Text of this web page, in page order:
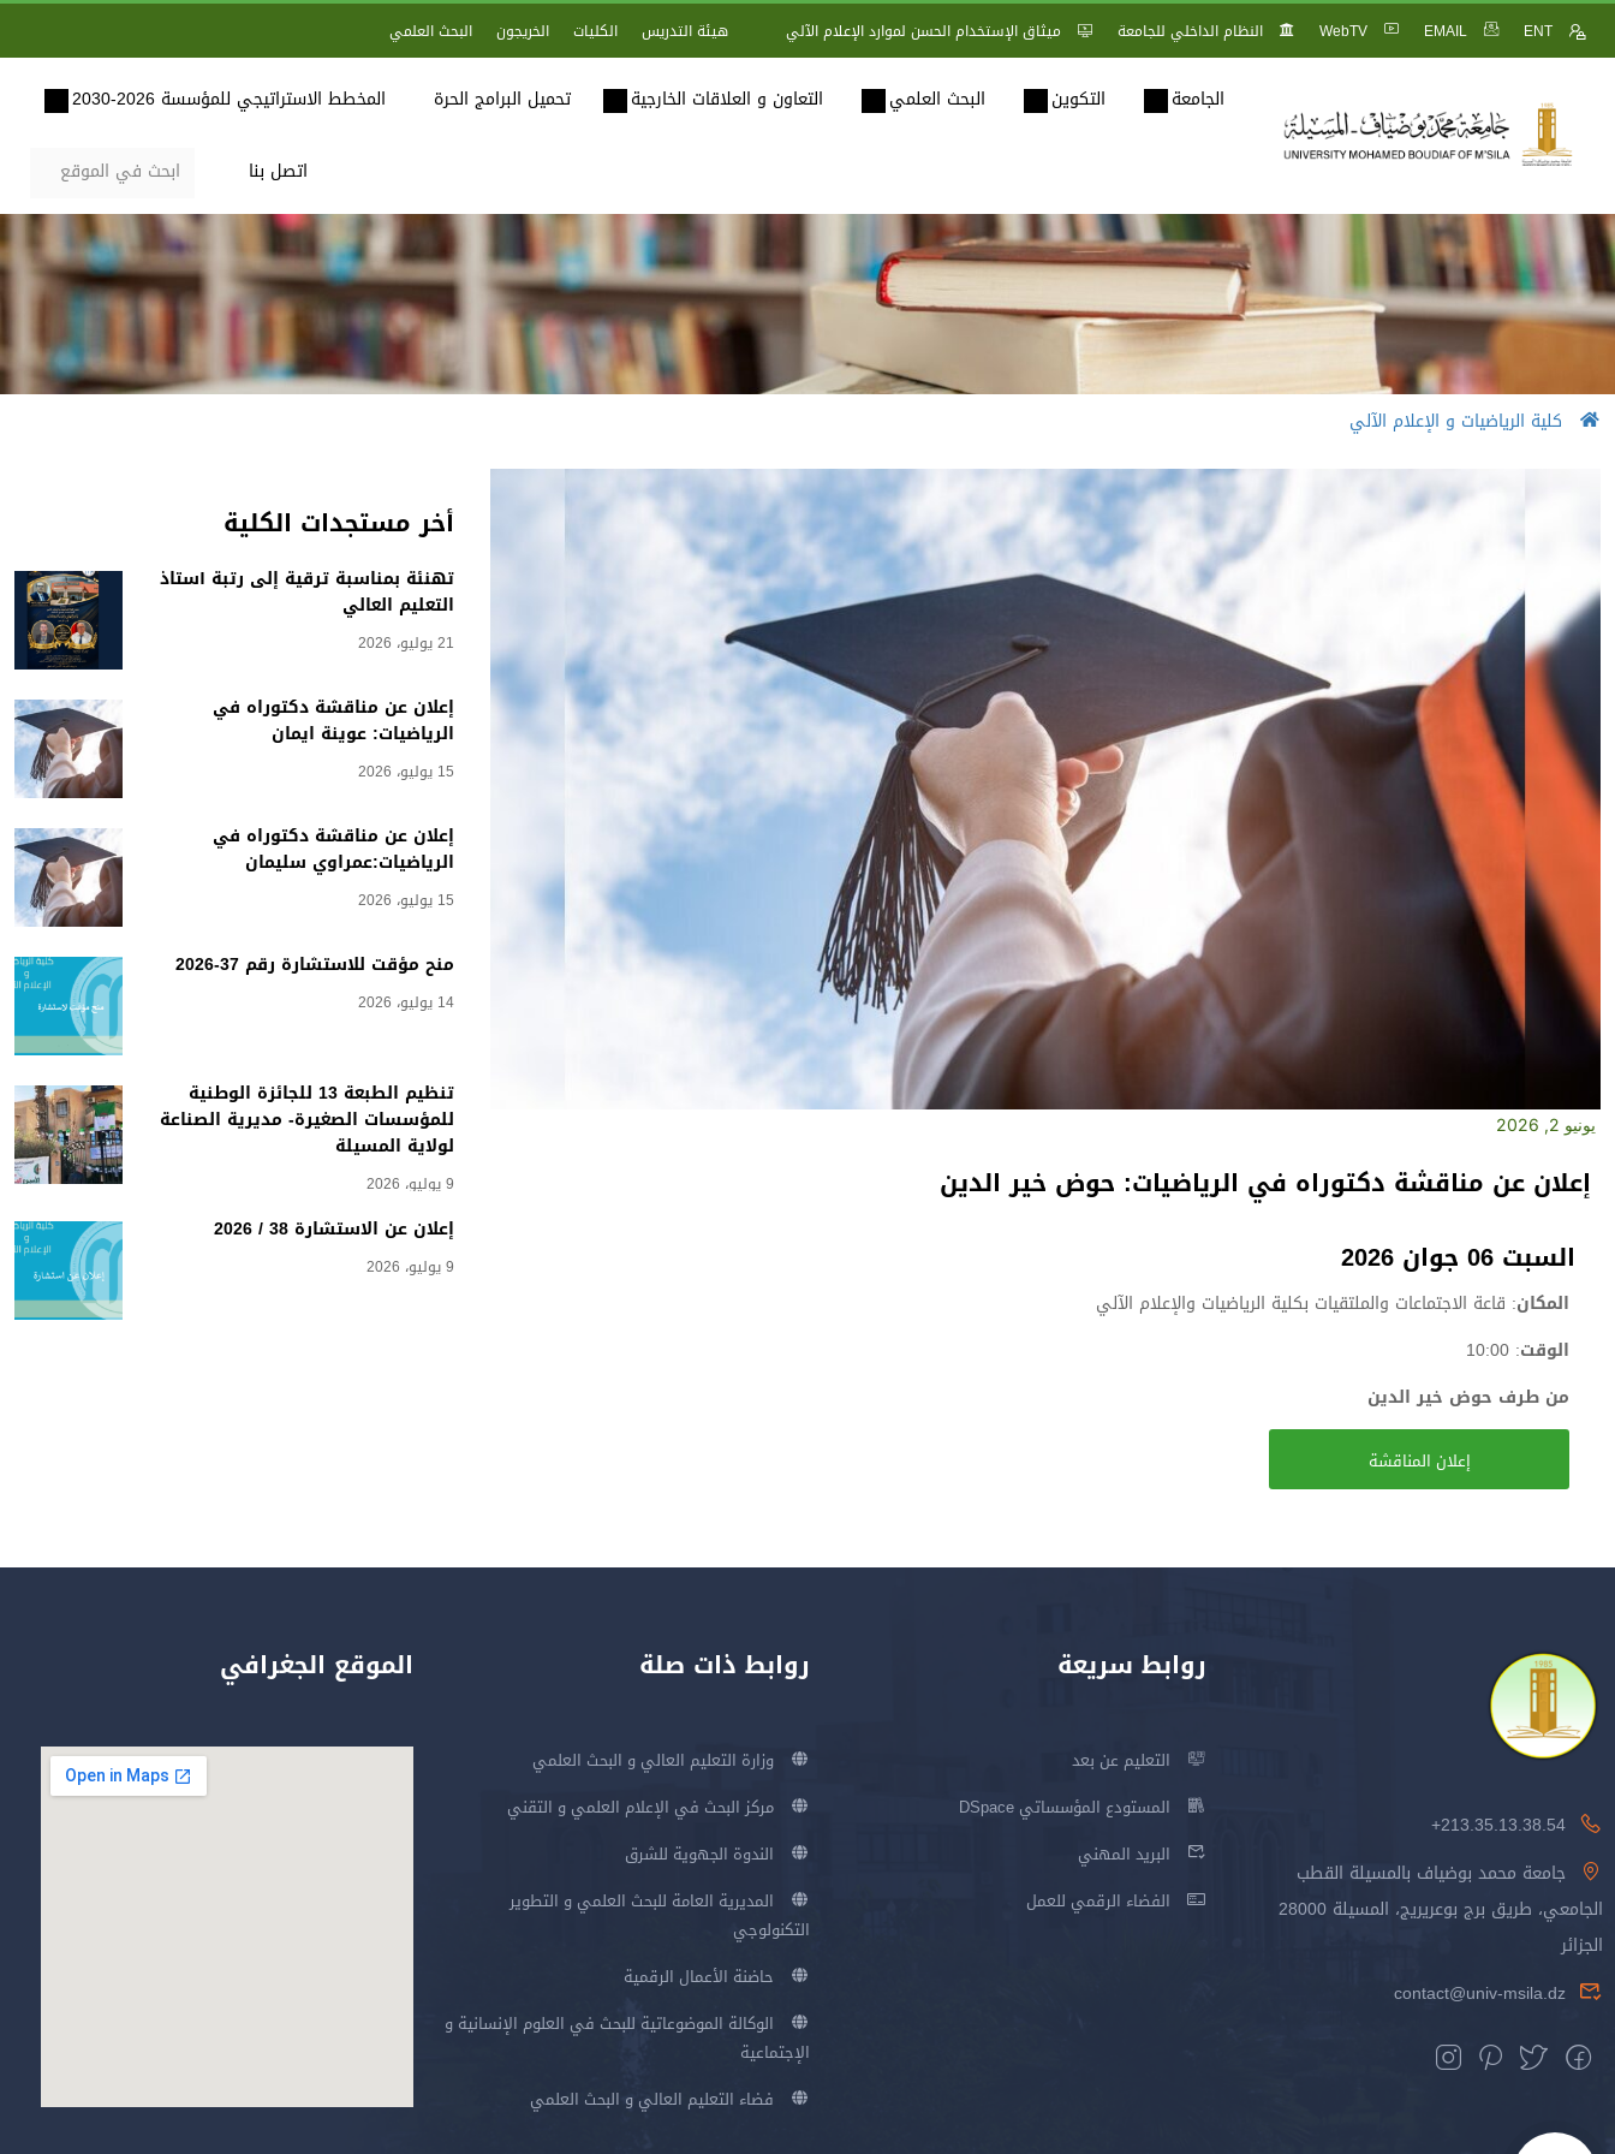
ENT
EMAIL
WebTV النظام الداخلي للجامعة ميثاق الإستخدام الحسن لموارد الإعلام الآلي هيئة التدريس الكليات الخريجون البحث العلمي
الجامعة التكوين البحث العلمي التعاون و العلاقات الخارجية تحميل البرامج الحرة المخطط الاستراتيجي للمؤسسة 2026-2030
اتصل بنا
كلية الرياضيات و الإعلام الآلي
أخر مستجدات الكلية
تهنئة بمناسبة ترقية إلى رتبة أستاذ
التعليم العالي
21 يوليو، 2026
إعلان عن مناقشة دكتوراه في
الرياضيات: عوينة ايمان
15 يوليو، 2026
إعلان عن مناقشة دكتوراه في
الرياضيات:عمراوي سليمان
15 يوليو، 2026
منح مؤقت للاستشارة رقم 37-2026
14 يوليو، 2026
تنظيم الطبعة 13 للجائزة الوطنية
للمؤسسات الصغيرة- مديرية الصناعة
لولاية المسيلة
9 يوليو، 2026
إعلان عن الاستشارة 38 / 2026
9 يوليو، 2026
يونيو 2, 2026
إعلان عن مناقشة دكتوراه في الرياضيات: حوض خير الدين
السبت 06 جوان 2026
المكان: قاعة الاجتماعات والملتقيات بكلية الرياضيات والإعلام الآلي
الوقت: 10:00
من طرف حوض خير الدين
إعلان المناقشة
213.35.13.38.54+
جامعة محمد بوضياف بالمسيلة القطب
الجامعي، طريق برج بوعريريج، المسيلة 28000
الجزائر
contact@univ-msila.dz
روابط سريعة
التعليم عن بعد
المستودع المؤسساتي DSpace
البريد المهني
الفضاء الرقمي للعمل
روابط ذات صلة
وزارة التعليم العالي و البحث العلمي
مركز البحث في الإعلام العلمي و التقني
الندوة الجهوية للشرق
المديرية العامة للبحث العلمي و التطوير
التكنولوجي
حاضنة الأعمال الرقمية
الوكالة الموضوعاتية للبحث في العلوم الإنسانية و
الإجتماعية
فضاء التعليم العالي و البحث العلمي
الموقع الجغرافي